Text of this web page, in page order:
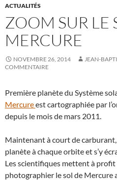
ACTUALITÉS
ZOOM SUR LE
MERCURE
NOVEMBRE 26, 2014 JEAN-
COMMENTAIRE
Première planète du Système
Mercureest cartographiée par
depuis le mois de mars 2011.
Maintenant à court de
planète à chaque orbite et s’y
Les scientifiques mettent à
photographier le sol de Mercure